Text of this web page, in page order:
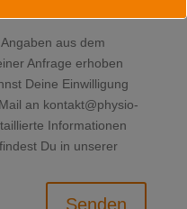
aus dem
Anfrage erhoben
Deine Einwilligung
an kontakt@physio-
Informationen
Du in unserer
Senden
alles Wichtige für sie da.
möglich.